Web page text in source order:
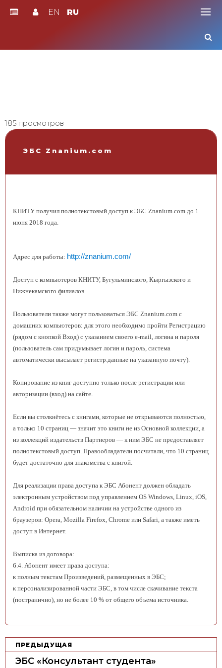
EN RU
185 просмотров
ЭБС Znanium.com
КНИТУ получил полнотекстовый доступ к ЭБС Znanium.com до 1
июня 2018 года.
Адрес для работы: http://znanium.com/
Доступ с компьютеров КНИТУ, Бугульминского, Кыргызского и
Нижнекамского филиалов.
Пользователи также могут пользоваться ЭБС Znanium.com с
домашних компьютеров: для этого необходимо пройти Регистрацию
(рядом с кнопкой Вход) с указанием своего e-mail, логина и пароля
(пользователь сам придумывает логин и пароль, система
автоматически высылает регистр.данные на указанную почту).
Копирование из книг доступно только после регистрации или
авторизации (вход) на сайте.
Если вы столкнётесь с книгами, которые не открываются полностью,
а только 10 страниц — значит это книги не из Основной коллекции, а
из коллекций издательств Партнеров — к ним ЭБС не предоставляет
полнотекстовый доступ. Правообладатели посчитали, что 10 страниц
будет достаточно для знакомства с книгой.
Для реализации права доступа к ЭБС Абонент должен обладать
электронным устройством под управлением OS Windows, Linux, iOS,
Android при обязательном наличии на устройстве одного из
браузеров: Opera, Mozilla Firefox, Chrome или Safari, а также иметь
доступ в Интернет.
Выписка из договора:
6.4. Абонент имеет права доступа:
к полным текстам Произведений, размещенных в ЭБС;
к персонализированной части ЭБС, в том числе скачивание текста
(постранично), но не более 10 % от общего объема источника.
НПРЕДЫДУЩАЯ
ЭБС «Консультант студента»